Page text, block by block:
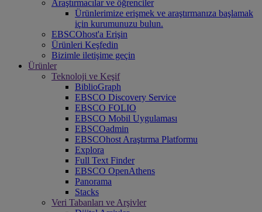
Araştırmacılar ve öğrenciler
Ürünlerimize erişmek ve araştırmanıza başlamak
için kurumunuzu bulun.
EBSCOhost'a Erişin
Ürünleri Keşfedin
Bizimle iletişime geçin
Ürünler
Teknoloji ve Keşif
BiblioGraph
EBSCO Discovery Service
EBSCO FOLIO
EBSCO Mobil Uygulaması
EBSCOadmin
EBSCOhost Araştırma Platformu
Explora
Full Text Finder
EBSCO OpenAthens
Panorama
Stacks
Veri Tabanları ve Arşivler